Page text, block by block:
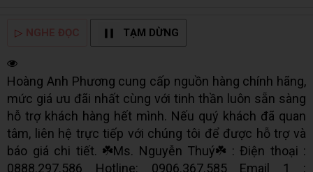
▷ NGHE ĐỌC TẠM DỪNG
Hoàng Anh Phương cung cấp nguồn hàng chính hãng,
mức giá ưu đãi nhất cùng với tinh thần luôn sẵn sàng
hỗ trợ khách hàng hết mình. Nếu quý khách đã quan
tâm, liên hệ trực tiếp với chúng tôi để được hỗ trợ và
báo giá chi tiết. ☘️Ms. Nguyễn Thuý☘️ : Điện thoại :
0888.297.586 Hotline: 0906.367.585 Email 1 :